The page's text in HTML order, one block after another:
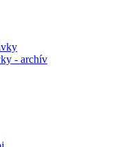
- archív